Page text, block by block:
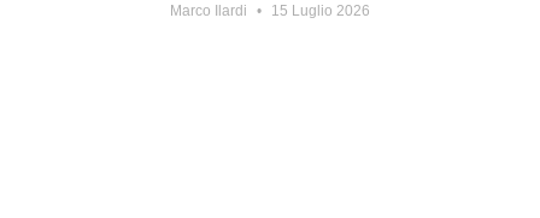
Marco Ilardi 15 Luglio 2026